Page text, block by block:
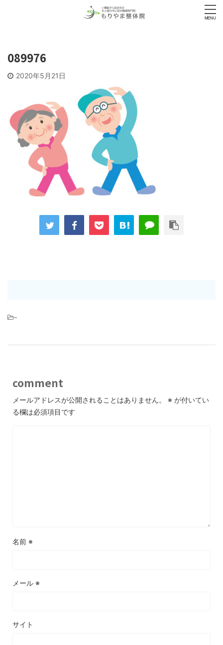
089976
2020年5月21日
-
comment
メールアドレスが公開されることはありません。 ※ が付いてい
る欄は必須項目です
名前 ※
メール ※
サイト